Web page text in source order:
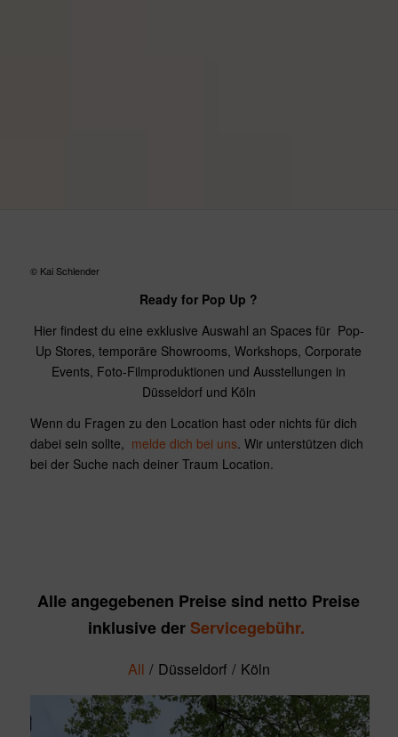
© Kai Schlender
Ready for Pop Up ?
Hier findest du eine exklusive Auswahl an Spaces für Pop-
Up Stores, temporäre Showrooms, Workshops, Corporate
Events, Foto-Filmproduktionen und Ausstellungen in
Düsseldorf und Köln
Wenn du Fragen zu den Location hast oder nichts für dich
dabei sein sollte, melde dich bei uns. Wir unterstützen dich
bei der Suche nach deiner Traum Location.
Alle angegebenen Preise sind netto Preise
inklusive der Servicegebühr.
All / Düsseldorf / Köln